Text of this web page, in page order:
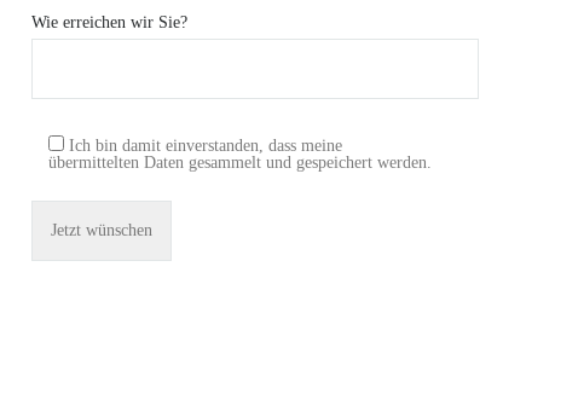
Wie erreichen wir Sie?
Ich bin damit einverstanden, dass meine
übermittelten Daten gesammelt und gespeichert werden.